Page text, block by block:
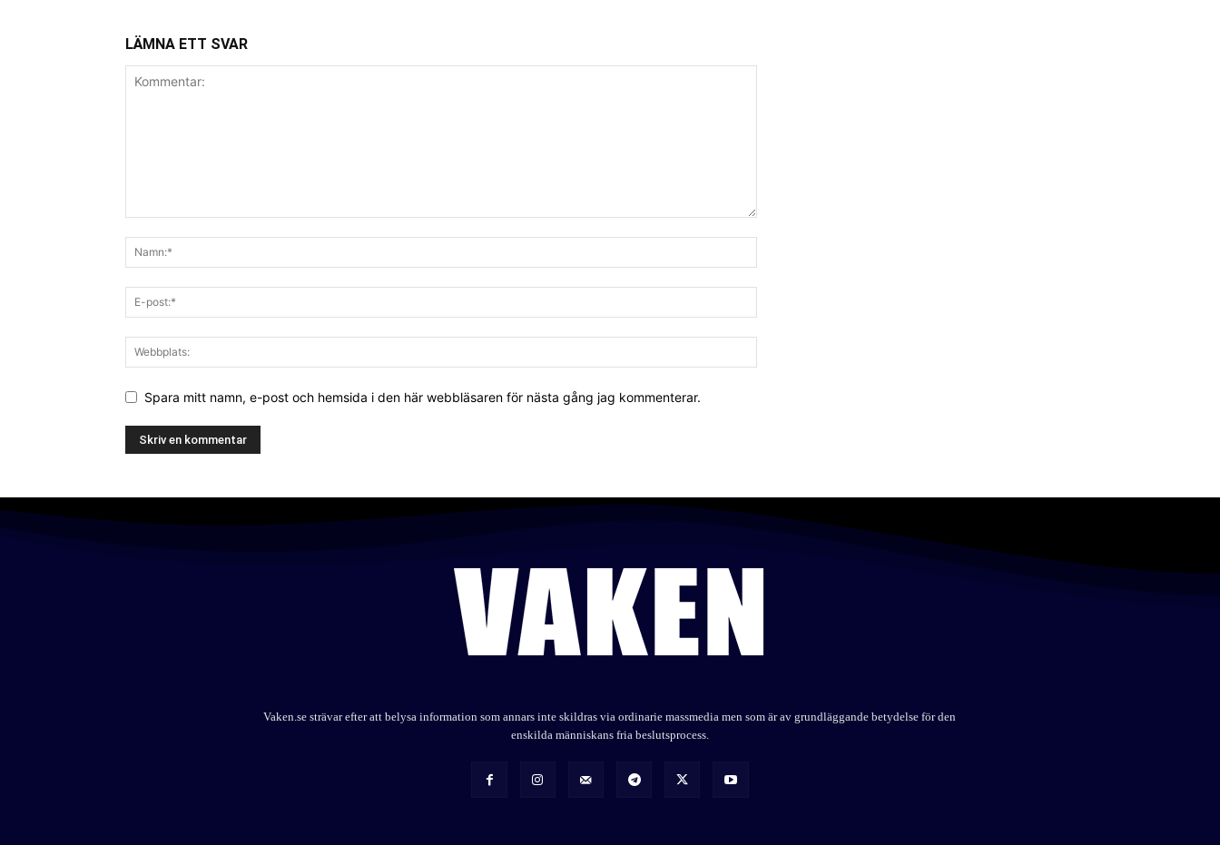
LÄMNA ETT SVAR
Spara mitt namn, e-post och hemsida i den här webbläsaren för nästa gång jag kommenterar.
Vaken.se strävar efter att belysa information som annars inte skildras via ordinarie massmedia men som är av grundläggande betydelse för den
enskilda människans fria beslutsprocess.